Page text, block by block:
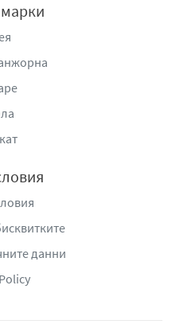
на стандартните
е създаден за
вкус и
модерно решение за
съдържание в
данни